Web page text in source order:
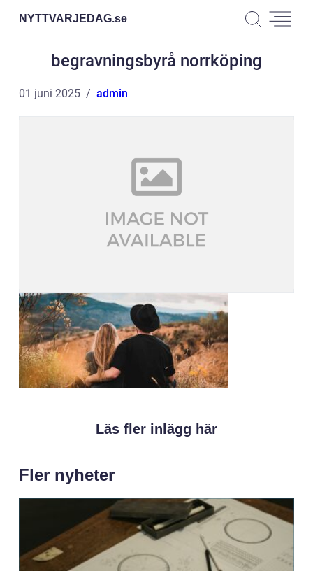
NYTTVARJEDAG.se
begravningsbyrå norrköping
01 juni 2025 admin
Läs fler inlägg här
Fler nyheter